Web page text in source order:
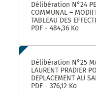
Délibération N°24
COMMUNAL –
TABLEAU DES
PDF - 484,36 Ko
Délibération N°25
LAURENT PRADIER
DEPLACEMENT AU
A PARIS
PDF - 376,12 Ko